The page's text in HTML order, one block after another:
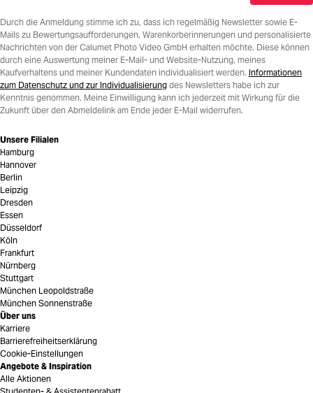
Durch die Anmeldung stimme ich zu, dass ich regelmäßig Newsletter sowie E-
Mails zu Bewertungsaufforderungen, Warenkorberinnerungen und personalisierte
Nachrichten von der Calumet Photo Video GmbH erhalten möchte. Diese können
durch eine Auswertung meiner E-Mail- und Website-Nutzung, meines
Kaufverhaltens und meiner Kundendaten individualisiert werden. Informationen
zum Datenschutz und zur Individualisierung des Newsletters habe ich zur
Kenntnis genommen. Meine Einwilligung kann ich jederzeit mit Wirkung für die
Zukunft über den Abmeldelink am Ende jeder E-Mail widerrufen.
Unsere Filialen
Hamburg
Hannover
Berlin
Leipzig
Dresden
Essen
Düsseldorf
Köln
Frankfurt
Nürnberg
Stuttgart
München Leopoldstraße
München Sonnenstraße
Über uns
Karriere
Barrierefreiheitserklärung
Cookie-Einstellungen
Angebote & Inspiration
Alle Aktionen